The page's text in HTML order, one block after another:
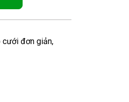
cưới đơn giản,